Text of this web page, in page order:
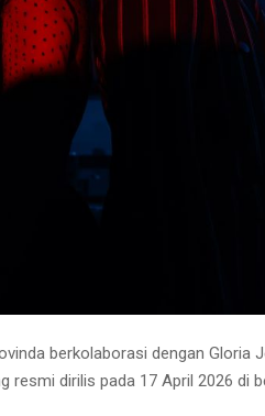
berkolaborasi dengan Gloria
resmi dirilis pada 17 April 2026 di